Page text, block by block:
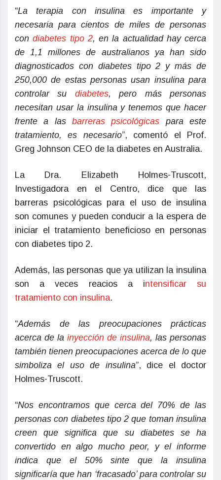
“La terapia con insulina es importante y
necesaria para cientos de miles de personas
condiabetes tipo 2, en la actualidad hay cerca
de 1,1 millones de australianos ya han sido
diagnosticados con diabetes tipo 2 y más de
250,000 de estas personas usan insulina para
controlar su diabetes, pero más personas
necesitan usar la insulina y tenemos que hacer
frente a las barreras psicológicas para este
tratamiento, es necesario”, comentó el Prof.
Greg Johnson CEO de la diabetes en Australia.
La Dra. Elizabeth Holmes-Truscott,
Investigadora en el Centro, dice que las
barreras psicológicas para el uso de insulina
son comunes y pueden conducir a la espera de
iniciar el tratamiento beneficioso en personas
con diabetes tipo 2.
Además, las personas que ya utilizan la insulina
son a veces reacios a intensificar su
tratamiento con insulina.
“Además de las preocupaciones prácticas
acerca de la inyección de insulina, las personas
también tienen preocupaciones acerca de lo que
simboliza el uso de insulina”, dice el doctor
Holmes-Truscott.
“Nos encontramos que cerca del 70% de las
personas con diabetes tipo 2 que toman insulina
creen que significa que su diabetes se ha
convertido en algo mucho peor, y el informe
indica que el 50% sinte que la insulina
significaría que han ‘fracasado’ para controlar su